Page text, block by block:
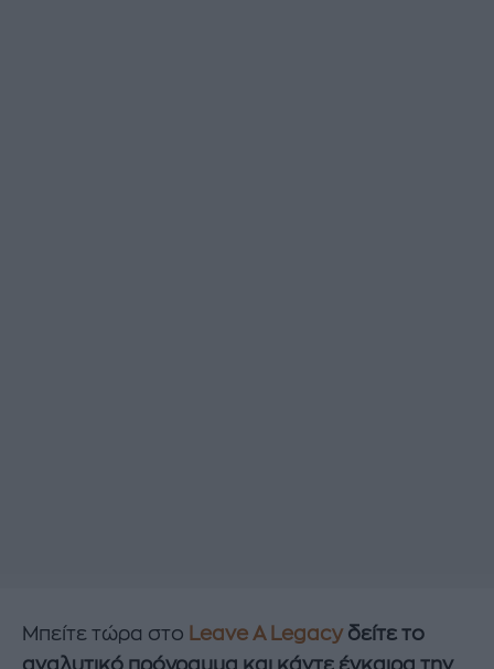
Μπείτε τώρα στο Leave A Legacy δείτε το
αναλυτικό πρόγραμμα και κάντε έγκαιρα την